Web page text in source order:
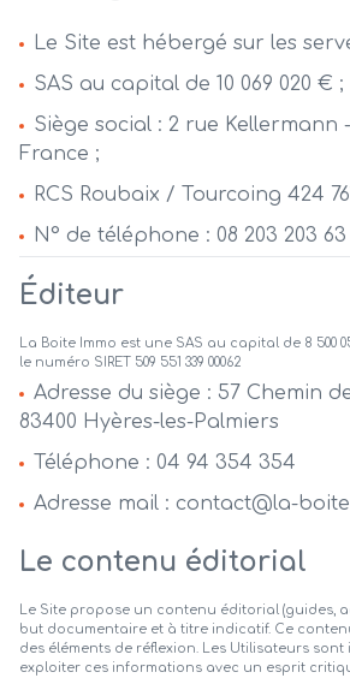
Le Site est hébergé sur les
SAS au capital de 10 069 020 € ;
Siège social : 2 rue Kellermann
France ;
RCS Roubaix / Tourcoing 424 761
N° de téléphone : 08 203 203 63
Éditeur
La Boite Immo est une SAS au capital de 8 500
le numéro SIRET 509 551 339 00062
Adresse du siège : 57 Chemin
83400 Hyères-les-Palmiers
Téléphone : 04 94 354 354
Adresse mail : contact@la-
Le contenu éditorial
Le Site propose un contenu éditorial (guides,
but documentaire et à titre indicatif. Ce
des éléments de réflexion. Les Utilisateurs sont
exploiter ces informations avec un esprit